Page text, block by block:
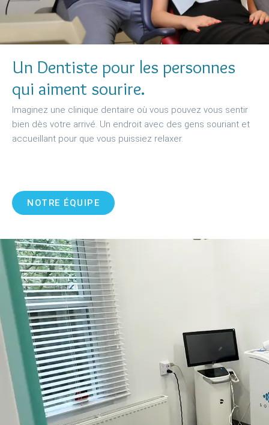
Un Dentiste pour les personnes
qui aiment sourire.
Imaginez une clinique dentaire où vous pouvez vous sentir
bien dès votre arrivé. Un endroit avec des gens souriant et
accueillant pour que vous puissiez relaxer.
NOTRE ÉQUIPE